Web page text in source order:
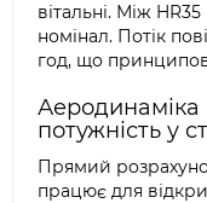
вітальні. Між
номінал. Потік
год, що
Аеродинаміка
потужність у
Прямий
працює для